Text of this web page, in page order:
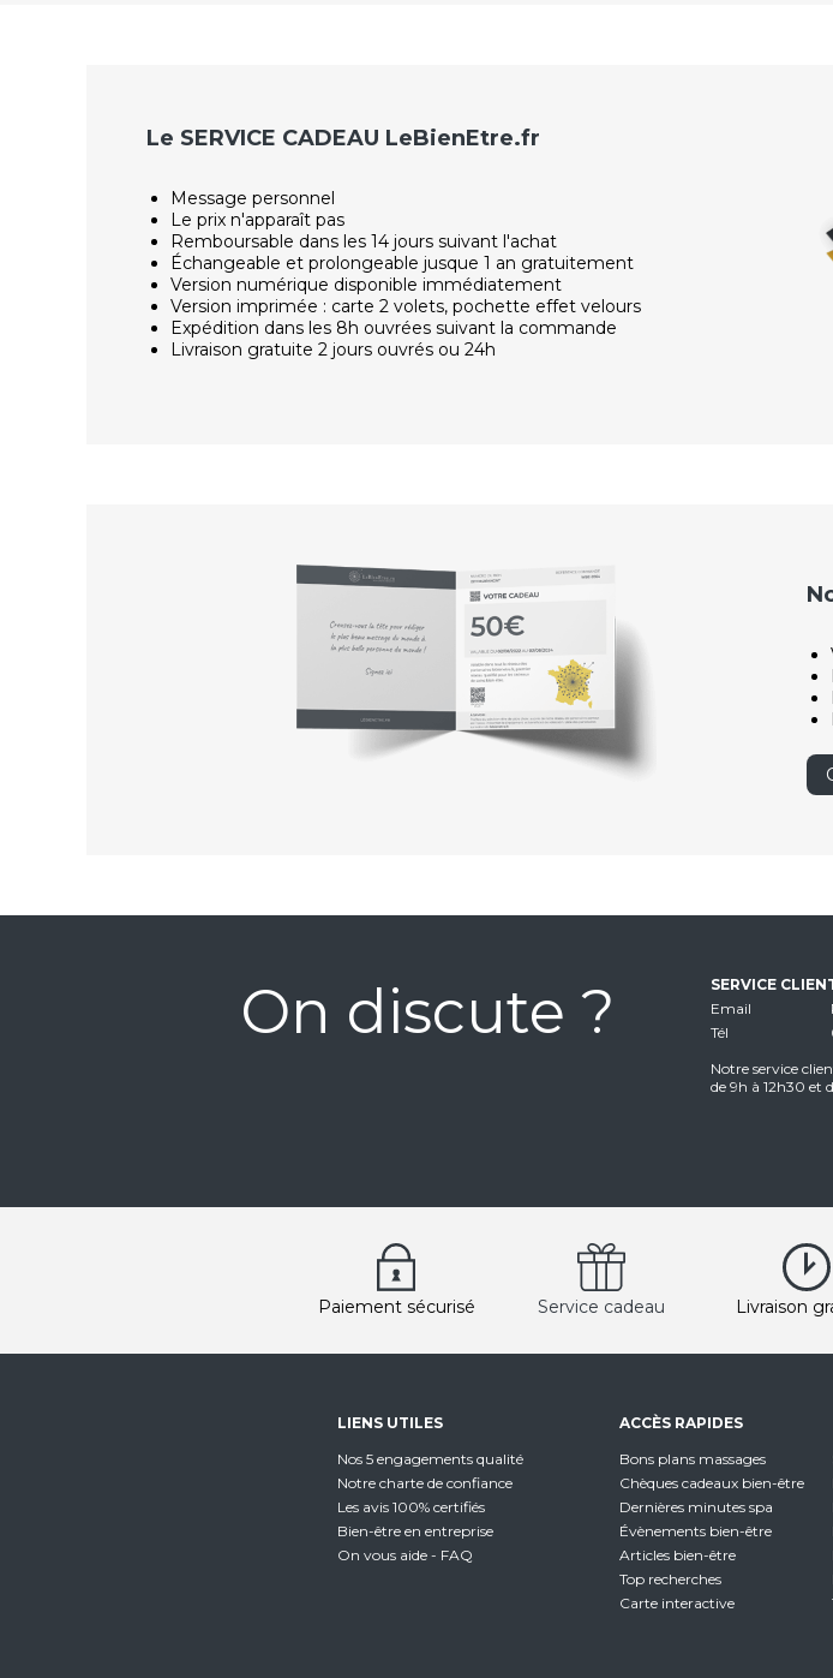
Le SERVICE CADEAU LeBienEtre.fr
Message personnel
Le prix n'apparaît pas
Remboursable dans les 14 jours suivant l'achat
Échangeable et prolongeable jusque 1 an gratuitement
Version numérique disponible immédiatement
Version imprimée : carte 2 volets, pochette effet velours
Expédition dans les 8h ouvrées suivant la commande
Livraison gratuite 2 jours ouvrés ou 24h
On discute ?
SERVICE
Email
Tél
Notre service
de 9h à 12h30 et
Paiement sécurisé Service cadeau Livraison
LIENS UTILES
Nos 5 engagements qualité
Notre charte de confiance
Les avis 100% certifiés
Bien-être en entreprise
On vous aide - FAQ
ACCÈS RAPIDES
Bons plans massages
Chèques cadeaux bien-être
Dernières minutes spa
Évènements bien-être
Articles bien-être
Top recherches
Carte interactive